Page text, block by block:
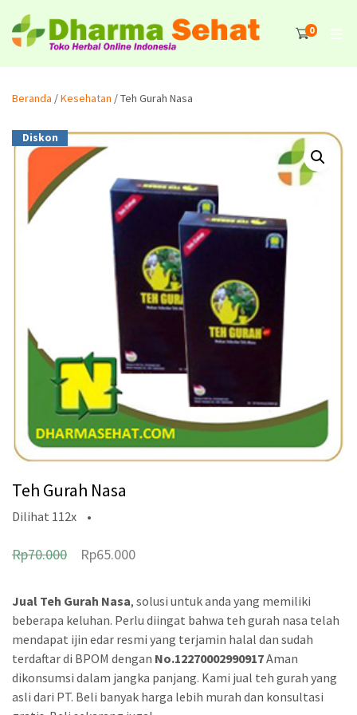
0
Beranda /Kesehatan / Teh Gurah Nasa
Diskon
Teh Gurah Nasa
Dilihat 112x •
Rp70.000
r
g
a
a
s
Rp65.000H
r
g
a
s
a
Jual Teh Gurah Nasa, solusi untuk anda yang memiliki
beberapa keluhan. Perlu diingat bahwa teh gurah nasa telah
mendapat ijin edar resmi yang terjamin halal dan sudah
terdaftar di BPOM dengan No.12270002990917Aman
dikonsumsi dalam jangka panjang. Kami jual teh gurah yang
asli dari PT. Beli banyak harga lebih murah dan konsultasi